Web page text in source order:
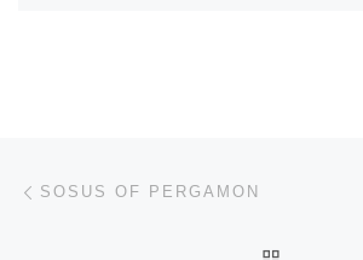
文章导航
SOSUS OF PERGAMON